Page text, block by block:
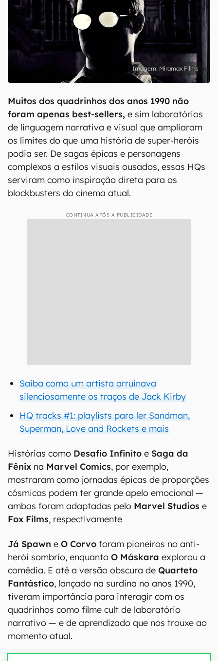
Miramax Films
Muitos dos quadrinhos dos anos 1990 não
foram apenas best‑sellers, e sim laboratórios
de linguagem narrativa e visual que ampliaram
os limites do que uma história de super-heróis
podia ser. De sagas épicas e personagens
complexos a estilos visuais ousados, essas HQs
serviram como inspiração direta para os
blockbusters do cinema atual.
CONTINUA APÓS A PUBLICIDADE
Saiba como um artista arruinava
silenciosamente os traços de Jack Kirby
HQ tracks #1: playlists para ler Sandman,
Superman, Love and Rockets e mais
Histórias como Desafio Infinito e Saga da
Fênix na Marvel Comics, por exemplo,
mostraram como jornadas épicas de proporções
cósmicas podem ter grande apelo emocional —
ambas foram adaptadas pelo Marvel Studios e
Fox Films, respectivamente
Já Spawn e O Corvo foram pioneiros no anti-
herói sombrio, enquanto O Máskara explorou a
comédia. E até a versão obscura de Quarteto
Fantástico, lançado na surdina no anos 1990,
tiveram importância para interagir com os
quadrinhos como filme cult de laboratório
narrativo — e de aprendizado que nos trouxe ao
momento atual.